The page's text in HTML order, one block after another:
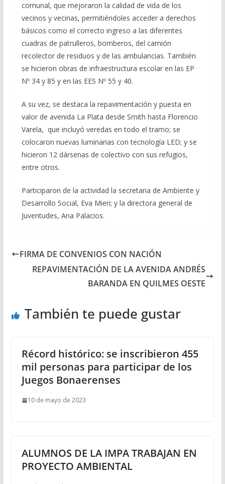
comunal, que mejoraron la calidad de vida de los
vecinos y vecinas, permitiéndoles acceder a derechos
básicos como el correcto ingreso a las diferentes
cuadras de patrulleros, bomberos, del camión
recolector de residuos y de las ambulancias. También
se hicieron obras de infraestructura escolar en las EP
Nº 34 y 85 y en las EES Nº 55 y 40.
A su vez, se destaca la repavimentación y puesta en
valor de avenida La Plata desde Smith hasta Florencio
Varela, que incluyó veredas en todo el tramo; se
colocaron nuevas luminarias con tecnología LED; y se
hicieron 12 dársenas de colectivo con sus refugios,
entre otros.
Participaron de la actividad la secretaria de Ambiente y
Desarrollo Social, Eva Mieri; y la directora general de
Juventudes, Ana Palacios.
FIRMA DE CONVENIOS CON NACIÓN
REPAVIMENTACIÓN DE LA AVENIDA ANDRÉS
BARANDA EN QUILMES OESTE
También te puede gustar
Récord histórico: se inscribieron 455
mil personas para participar de los
Juegos Bonaerenses
10 de mayo de 2023
ALUMNOS DE LA IMPA TRABAJAN EN
PROYECTO AMBIENTAL